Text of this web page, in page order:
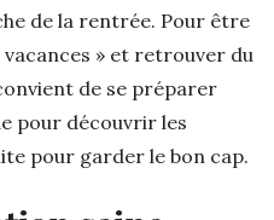
de la rentrée. Pour être
» et retrouver du
de se préparer
pour découvrir les
pour garder le bon cap.